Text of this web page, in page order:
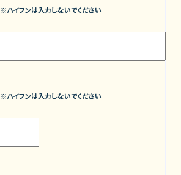
※ハイフンは入力しないでください
※ハイフンは入力しないでください